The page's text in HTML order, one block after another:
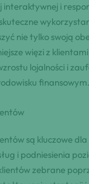
i
nie tylko swoją
więzi z
lojalności i
finansowym.
są kluczowe
i podniesienia
zebrane